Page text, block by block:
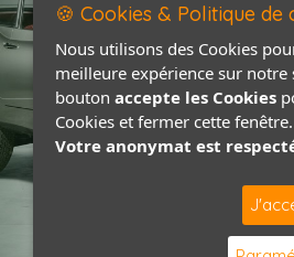
🍪 Cookies & Politique de
Nous utilisons des Cookies
meilleure expérience sur notre
bouton accepte les Cookies
Cookies et fermer cette fenêtre.
Votre anonymat est